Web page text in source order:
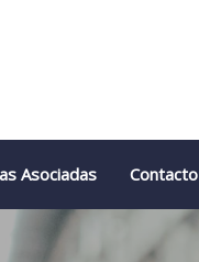
Asociadas Contacto